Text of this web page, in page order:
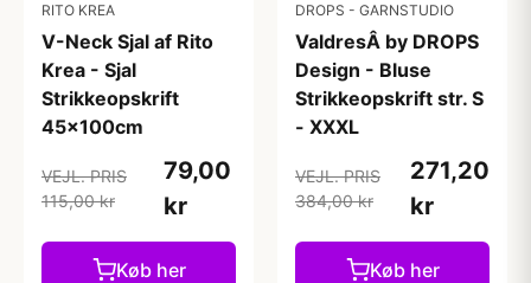
RITO KREA
V-Neck Sjal af Rito
Krea - Sjal
Strikkeopskrift
45x100cm
VEJL. PRIS
115,00 kr
79,00
kr
Køb her
DROPS - GARNSTUDIO
ValdresÂ by DROPS
Design - Bluse
Strikkeopskrift str. S
- XXXL
VEJL. PRIS
384,00 kr
271,20
kr
Køb her